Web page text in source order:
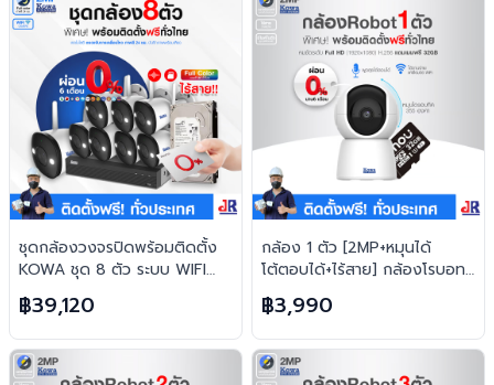
ชุดกล้องวงจรปิดพร้อมติดตั้ง
KOWA ชุด 8 ตัว ระบบ WIFI
2ล้านพิกเซล ภาพสี 24 ชม.
บันทึกภาพพร้อมเสียง
฿39,120
กล้อง 1 ตัว [2MP+หมุนได้
โต้ตอบได้+ไร้สาย] กล้องโรบอท
ยอดฮิต ไร้สาย H.265 FREE เม
มทุกตัว
฿3,990